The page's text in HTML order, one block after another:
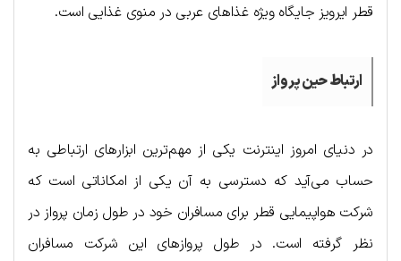
قطر ایرویز جایگاه ویژه غذاهای عربی در منوی غذایی است.
ارتباط حین پرواز
در دنیای امروز اینترنت یکی از مهم‌ترین ابزارهای ارتباطی به
حساب می‌آید که دسترسی به آن یکی از امکاناتی است که
شرکت هواپیمایی قطر برای مسافران خود در طول زمان پرواز در
نظر گرفته است. در طول پروازهای این شرکت مسافران